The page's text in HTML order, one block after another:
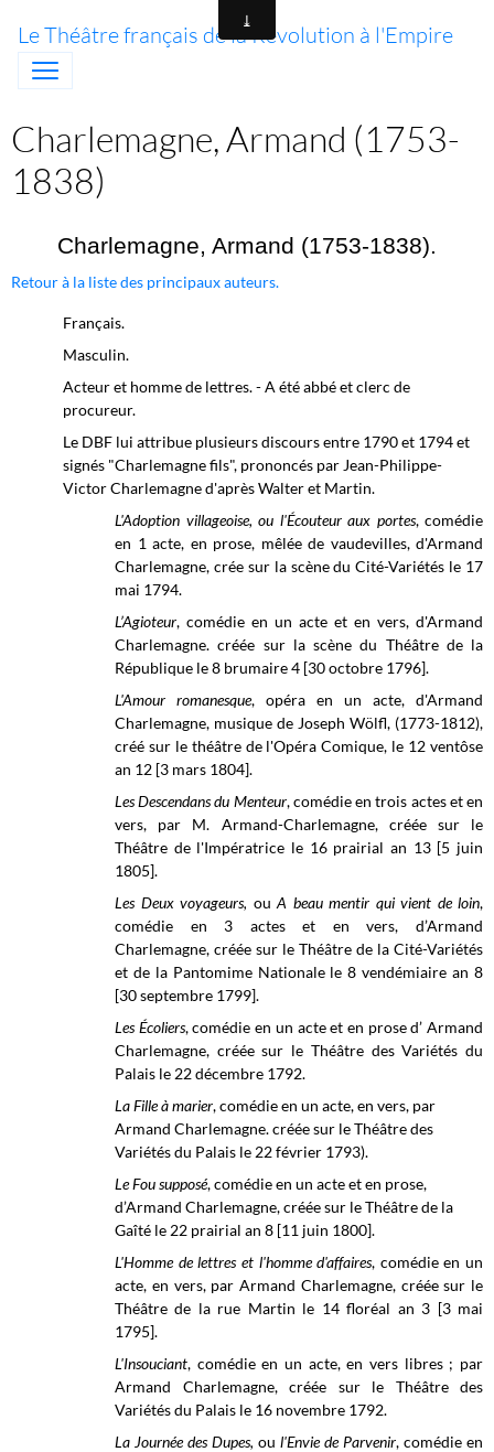
Le Théâtre français de la Révolution à l'Empire
Charlemagne, Armand (1753-
1838)
Charlemagne, Armand (1753-1838).
Retour à la liste des principaux auteurs.
Français.
Masculin.
Acteur et homme de lettres. - A été abbé et clerc de
procureur.
Le DBF lui attribue plusieurs discours entre 1790 et 1794 et
signés "Charlemagne fils", prononcés par Jean-Philippe-
Victor Charlemagne d'après Walter et Martin.
L'Adoption villageoise, ou l'Écouteur aux portes, comédie
en 1 acte, en prose, mêlée de vaudevilles, d'Armand
Charlemagne, crée sur la scène du Cité-Variétés le 17
mai 1794.
L’Agioteur, comédie en un acte et en vers, d'Armand
Charlemagne. créée sur la scène du Théâtre de la
République le 8 brumaire 4 [30 octobre 1796].
L'Amour romanesque, opéra en un acte, d'Armand
Charlemagne, musique de Joseph Wölfl, (1773-1812),
créé sur le théâtre de l'Opéra Comique, le 12 ventôse
an 12 [3 mars 1804].
Les Descendans du Menteur, comédie en trois actes et en
vers, par M. Armand-Charlemagne, créée sur le
Théâtre de l'Impératrice le 16 prairial an 13 [5 juin
1805].
Les Deux voyageurs, ou A beau mentir qui vient de loin,
comédie en 3 actes et en vers, d’Armand
Charlemagne, créée sur le Théâtre de la Cité-Variétés
et de la Pantomime Nationale le 8 vendémiaire an 8
[30 septembre 1799].
Les Écoliers, comédie en un acte et en prose d’ Armand
Charlemagne, créée sur le Théâtre des Variétés du
Palais le 22 décembre 1792.
La Fille à marier, comédie en un acte, en vers, par
Armand Charlemagne. créée sur le Théâtre des
Variétés du Palais le 22 février 1793).
Le Fou supposé, comédie en un acte et en prose,
d’Armand Charlemagne, créée sur leThéâtre de la
Gaîté le 22 prairial an 8 [11 juin 1800].
L'Homme de lettres et l'homme d'affaires, comédie en un
acte, en vers, par Armand Charlemagne, créée sur le
Théâtre de la rue Martin le 14 floréal an 3 [3 mai
1795].
L'Insouciant, comédie en un acte, en vers libres ; par
Armand Charlemagne, créée sur le Théâtre des
Variétés du Palais le 16 novembre 1792.
La Journée des Dupes, ou l'Envie de Parvenir, comédie en